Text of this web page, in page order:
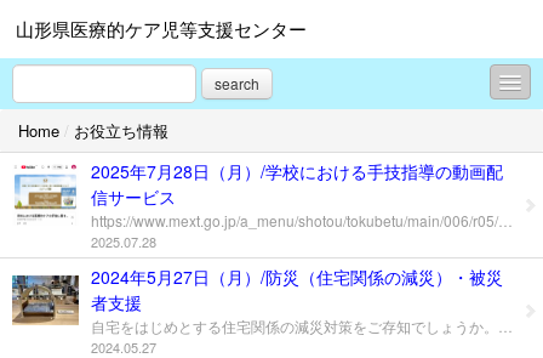
山形県医療的ケア児等支援センター
search
お知らせ
講演会・講習会案内（開催予定）
講演会・講習会案内（開催終了）
お役立ち情報
プロフィール
Home / お役立ち情報
2025年7月28日（月）/学校における手技指導の動画配
信サービス
2025.07.28
2024年5月27日（月）/防災（住宅関係の減災）・被災
者支援
2024.05.27